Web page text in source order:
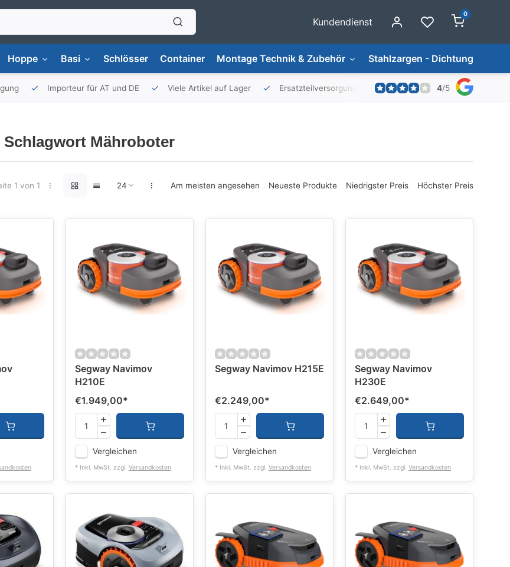
Kundendienst
0
Hoppe Basi Schlösser Container Montage Technik & Zubehör Stahlzargen - Dichtungen
Importeur für AT und DE Viele Artikel auf Lager Ersatzteilversorgung 4/5
Mähroboter
1 von 1 Am meisten angesehen Neueste Produkte Niedrigster Preis Höchster Preis
Segway Navimov
H210E
€1.949,00*
Vergleichen
* Inkl. MwSt. zzgl. Versandkosten
Segway Navimov H215E
€2.249,00*
Vergleichen
* Inkl. MwSt. zzgl. Versandkosten
Segway Navimov
H230E
€2.649,00*
Vergleichen
* Inkl. MwSt. zzgl. Versandkosten